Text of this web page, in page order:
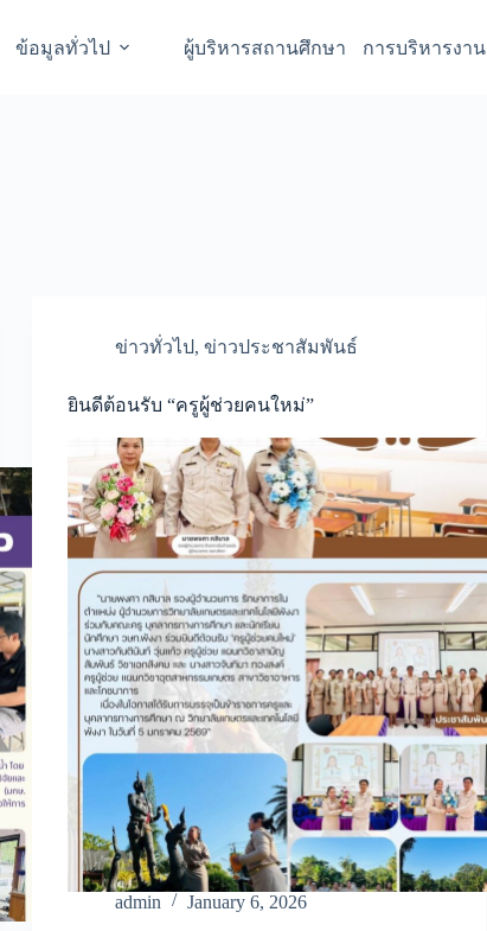
ข้อมูลทั่วไป ผู้บริหารสถานศึกษา การบริหารงาน
ข่าวทั่วไป,ข่าวประชาสัมพันธ์
ยินดีต้อนรับ “ครูผู้ช่วยคนใหม่”
admin January 6, 2026